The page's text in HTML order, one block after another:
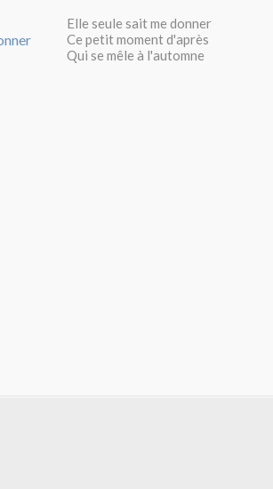
Elle seule sait me donner
Ce petit moment d'après
Qui se mêle à l'automne